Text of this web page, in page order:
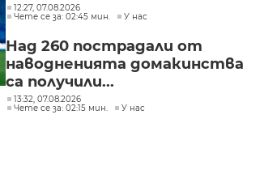
12:27, 07.08.2026
Чете се за: 02:45 мин.
У нас
Над 260 пострадали от
наводненията домакинства
са получили...
13:32, 07.08.2026
Чете се за: 02:15 мин.
У нас